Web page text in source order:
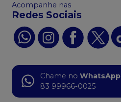
Acompanhe nas
Redes Sociais
Chame no WhatsApp
83 99966-0025